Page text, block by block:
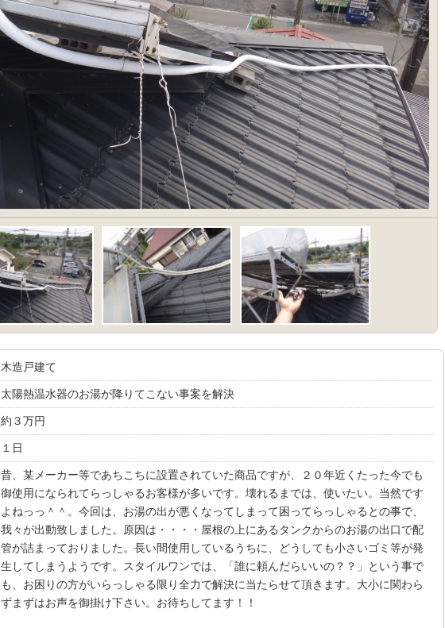
木造戸建て
太陽熱温水器のお湯が降りてこない事案を解決
約３万円
１日
昔、某メーカー等であちこちに設置されていた商品ですが、２０年近くたった今でも
御使用になられてらっしゃるお客様が多いです。壊れるまでは、使いたい。当然です
よねっっ＾＾。今回は、お湯の出が悪くなってしまって困ってらっしゃるとの事で、
我々が出動致しました。原因は・・・・屋根の上にあるタンクからのお湯の出口で配
管が詰まっておりました。長い間使用しているうちに、どうしても小さいゴミ等が発
生してしまうようです。スタイルワンでは、「誰に頼んだらいいの？？」という事で
も、お困りの方がいらっしゃる限り全力で解決に当たらせて頂きます。大小に関わら
ずまずはお声を御掛け下さい。お待ちしてます！！